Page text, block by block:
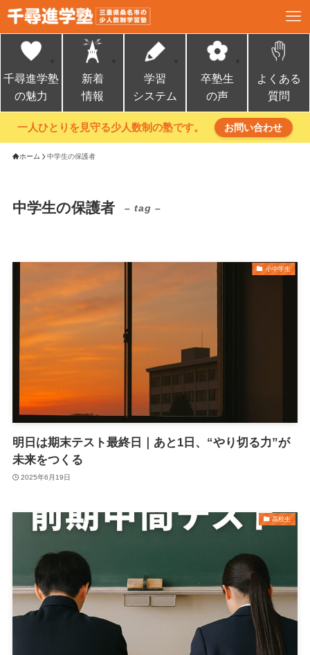
千尋進学塾
の魅力
新着
情報
学習
システム
卒塾生
の声
よくある
質問
一人ひとりを見守る少人数制の塾です。 お問い合わせ
ホーム 中学生の保護者
中学生の保護者 – tag –
小中学生
明日は期末テスト最終日｜あと1日、“やり切る力”が
未来をつくる
2025年6月19日
高校生